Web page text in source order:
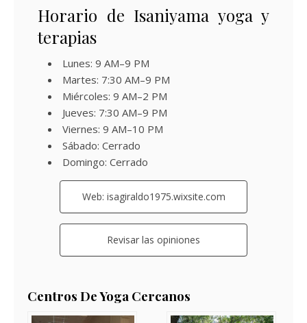
Horario de Isaniyama yoga y
terapias
Lunes: 9 AM–9 PM
Martes: 7:30 AM–9 PM
Miércoles: 9 AM–2 PM
Jueves: 7:30 AM–9 PM
Viernes: 9 AM–10 PM
Sábado: Cerrado
Domingo: Cerrado
Web: isagiraldo1975.wixsite.com
Revisar las opiniones
Centros De Yoga Cercanos